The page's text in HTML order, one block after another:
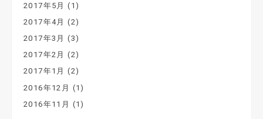
2017年5月 (1)
2017年4月 (2)
2017年3月 (3)
2017年2月 (2)
2017年1月 (2)
2016年12月 (1)
2016年11月 (1)